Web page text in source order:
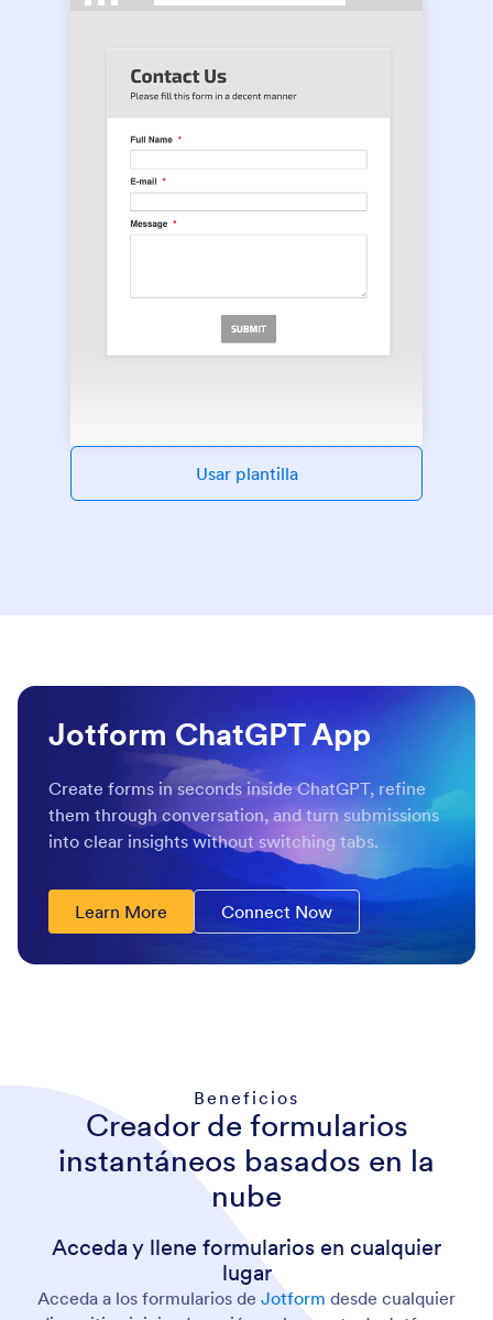
Usar plantilla
Jotform ChatGPT App
Create forms in seconds inside ChatGPT, refine
them through conversation, and turn submissions
into clear insights without switching tabs.
Learn More Connect Now
Beneficios
Creador de formularios
instantáneos basados en la
nube
Acceda y llene formularios en cualquier
lugar
Acceda a los formularios de Jotform desde cualquier